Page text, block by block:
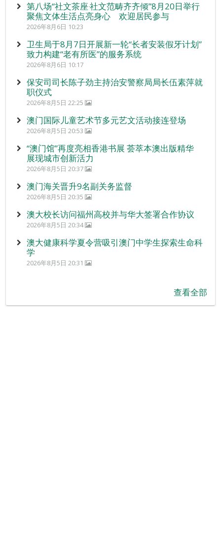
第八场“社文茶座‧社文范畴齐齐倾”8月20日举行
聚焦文体生活点亮身心 欢迎居民参与
2026年8月6日 10:23
卫生局于8月7日开展新一轮“长者安装假牙计划”
致力构建“老有所医”的服务系统
2026年8月6日 10:17
保安司司长陈子劲主持治安警察局局长伍素萍就
职仪式
2026年8月5日 22:25
澳门国际儿童艺术节多元艺文活动接连登场
2026年8月5日 20:53
“澳门馆”再度亮相香港书展 荟萃本澳出版精华
展现城市创新活力
2026年8月5日 20:37
澳门海关晋升9名副关务监督
2026年8月5日 20:35
澳大校长访问福州高校并与华大签署合作协议
2026年8月5日 20:34
澳大健康科学夏令营吸引澳门中学生探索生命科
学
2026年8月5日 20:31
查看全部